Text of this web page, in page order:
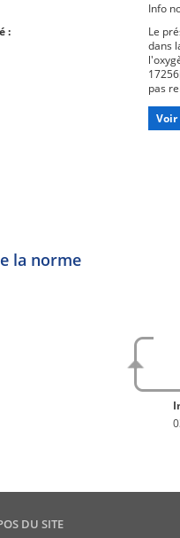
Info
:
Le
dans
pas
la norme
DU SITE